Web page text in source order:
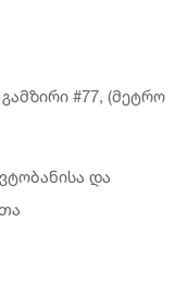
#77, (მეტრო
და